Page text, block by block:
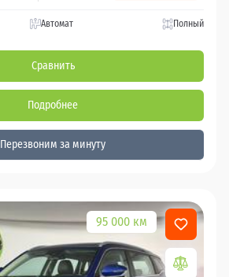
Автомат Полный
Сравнить
Подробнее
Перезвоним за минуту
95 000 км